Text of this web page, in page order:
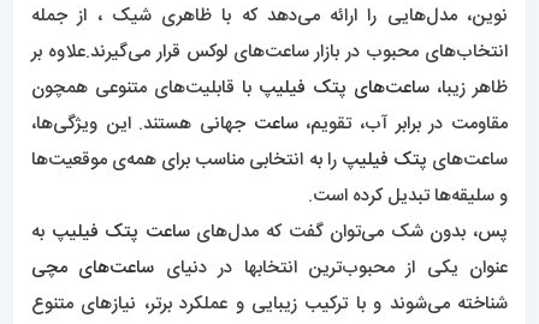
نوین، مدل‌هایی را ارائه می‌دهد که با ظاهری شیک ، از جمله
انتخاب‌های محبوب در بازار ساعت‌های لوکس قرار می‌گیرند.علاوه بر
ظاهر زیبا، ساعت‌های پتک فیلیپ با قابلیت‌های متنوعی همچون
مقاومت در برابر آب، تقویم،ساعت جهانی هستند. این ویژگی‌ها،
ساعت‌های پتک فیلیپ را به انتخابی مناسب برای همه‌ی موقعیت‌ها
و سلیقه‌ها تبدیل کرده است.
پس، بدون شک می‌توان گفت که مدل‌هایساعت پتک فیلیپ به
عنوان یکی از محبوب‌ترین انتخابها در دنیای ساعت‌های مچی
شناخته می‌شوند و با ترکیب زیبایی و عملکرد برتر، نیازهای متنوع